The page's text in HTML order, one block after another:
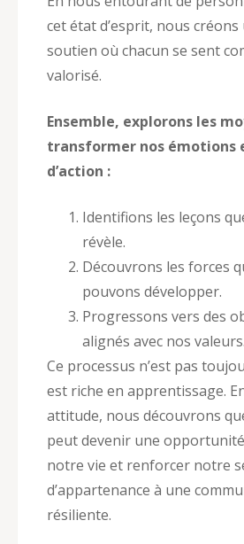
cet état d’esprit, nous créons
soutien où chacun se sent
valorisé.
Ensemble, explorons les
transformer nos émotions
d’action :
Identifions les leçons
révèle.
Découvrons les forces
pouvons développer.
Progressons vers des
alignés avec nos valeurs.
Ce processus n’est pas
est riche en apprentissage.
attitude, nous découvrons
peut devenir une
notre vie et renforcer notre
d’appartenance à une
résiliente.